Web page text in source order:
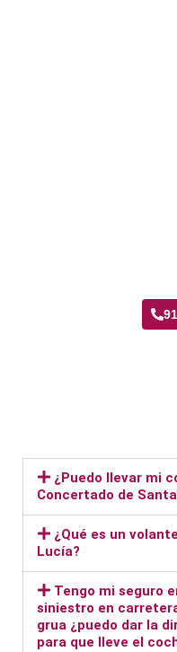
¿Puedo llevar mi
Concertado de
¿Qué es un
Lucía?
Tengo mi seguro
siniestro en
grua ¿puedo dar la
para que lleve el